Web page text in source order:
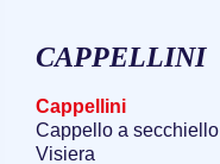
CAPPELLINI
Cappellini
Cappello a secchiello
Visiera